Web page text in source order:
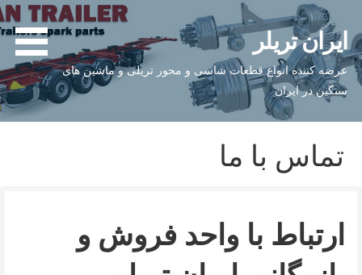
به
محتواایران تریلر
عرضه کننده انواع قطعات شاسی و محور تریلی و ماشین های
سنگین در ایران
تماس با ما
ارتباط با واحد فروش و